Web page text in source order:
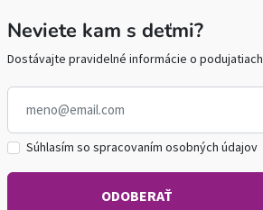
Neviete kam s deťmi?
Dostávajte pravidelné informácie o podujatiach
Súhlasím so spracovaním osobných údajov